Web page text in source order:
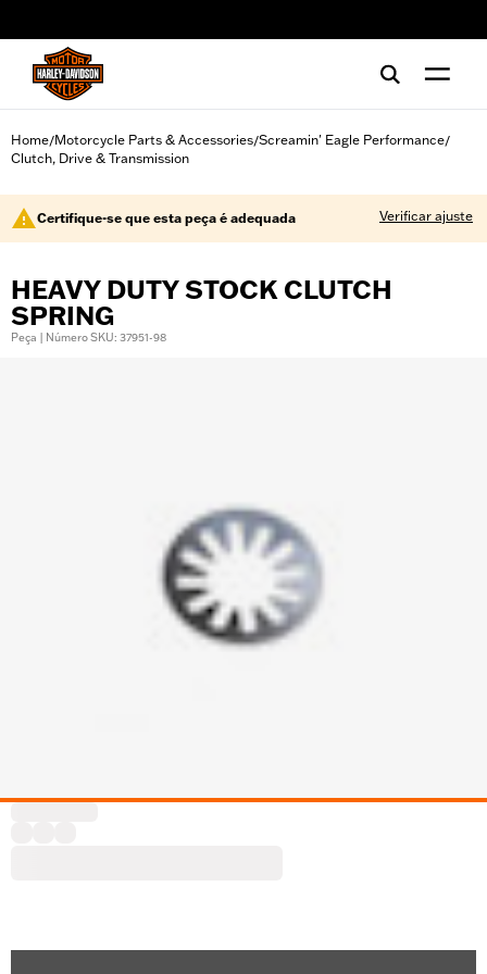
Home/Motorcycle Parts & Accessories/Screamin' Eagle Performance/
Clutch, Drive & Transmission
Certifique-se que esta peça é adequada Verificar ajuste
HEAVY DUTY STOCK CLUTCH
SPRING
Peça | Número SKU: 37951-98